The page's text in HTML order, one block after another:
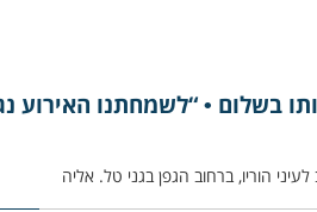
בשלום • “לשמחתנו האירוע
הוריו, ברחוב הגפן בגני טל. אליה